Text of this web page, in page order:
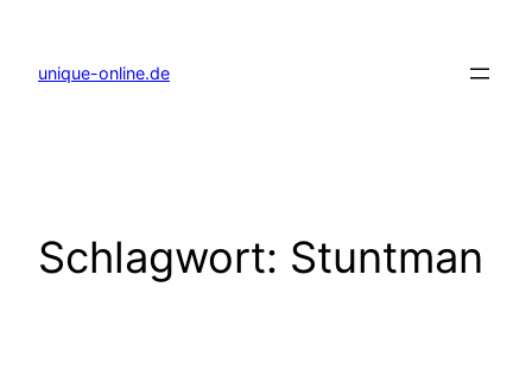
springen
unique-online.de
Schlagwort: Stuntman